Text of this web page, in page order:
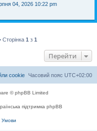
04, 2026 10:22 pm
Сторінка 1 з 1
Перейти
Часовий пояс UTC+02:00
cookie
© phpBB Limited
підтримка phpBB
Умови